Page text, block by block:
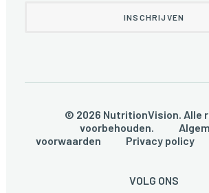
© 2026 NutritionVision. Alle
voorbehouden.
voorwaarden
Privacy policy
VOLG ONS